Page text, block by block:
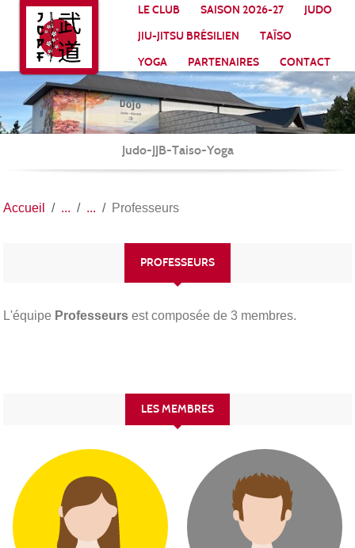
LE CLUB SAISON 2026-27
JUDO
JIU-JITSU BRÉSILIEN
TAÏSO
YOGA
PARTENAIRES CONTACT
Judo-JJB-Taiso-Yoga
Accueil Professeurs
PROFESSEURS
L'équipe Professeurs est composée de 3 membres.
LES MEMBRES
Panneau de gestion des cookies